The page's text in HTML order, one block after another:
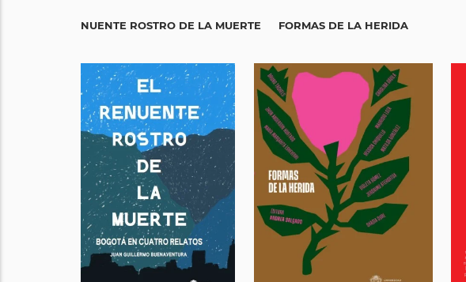
EL RENUENTE ROSTRO DE LA MUERTE FORMAS DE LA HERIDA